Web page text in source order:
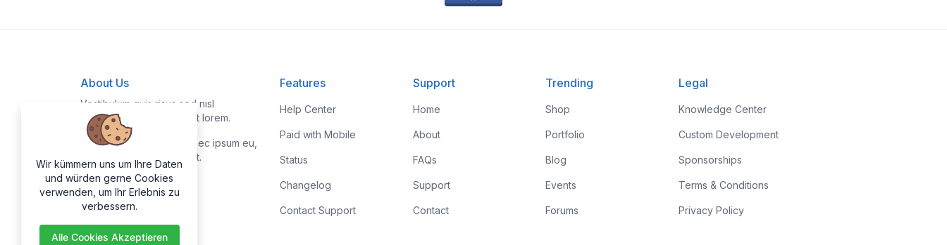
About Us
Vestibulum quis risus sed nisl
pellentesque aliquet et et lorem.
Fusce nibh nisl, gravida nec ipsum eu,
feugiat condimentum velit.
Features
Help Center
Paid with Mobile
Status
Changelog
Contact Support
Support
Home
About
FAQs
Support
Contact
Trending
Shop
Portfolio
Blog
Events
Forums
Legal
Knowledge Center
Custom Development
Sponsorships
Terms & Conditions
Privacy Policy
Wir kümmern uns um Ihre Daten
und würden gerne Cookies
verwenden, um Ihr Erlebnis zu
verbessern.
Alle Cookies Akzeptieren